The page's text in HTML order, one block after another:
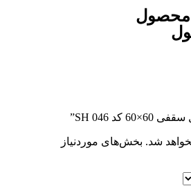
شد. بخش‌های موردنیاز